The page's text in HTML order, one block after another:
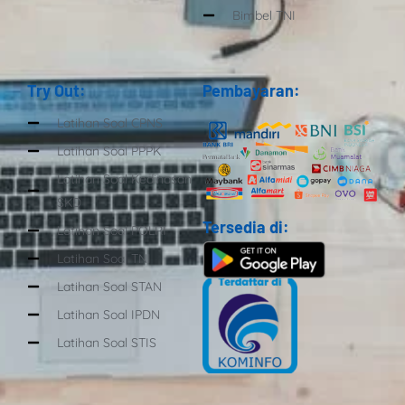
Bimbel TNI
Try Out:
Latihan Soal CPNS
Latihan Soal PPPK
Latihan Soal Kedinasan
SKD
Latihan Soal POLRI
Latihan Soal TNI
Latihan Soal STAN
Latihan Soal IPDN
Latihan Soal STIS
Pembayaran:
Tersedia di: